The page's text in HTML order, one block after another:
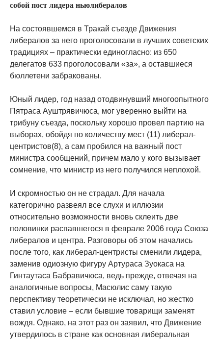
собой пост лидера ньюлибералов
На состоявшемся в Тракай съезде Движения
либералов за него проголосовали в лучших советских
традициях – практически единогласно: из 650
делегатов 633 проголосовали «за», а оставшиеся
бюллетени забракованы.
Юный лидер, год назад отодвинувший многоопытного
Пятраса Ауштрявичюса, мог уверенно выйти на
трибуну съезда, поскольку хорошо провел партию на
выборах, обойдя по количеству мест (11) либерал-
центристов(8), а сам пробился на важный пост
министра сообщений, причем мало у кого вызывает
сомнение, что министр из него получился неплохой.
И скромностью он не страдал. Для начала
категорично развеял все слухи и иллюзии
относительно возможности вновь склеить две
половинки распавшегося в феврале 2006 года Союза
либералов и центра. Разговоры об этом начались
после того, как либерал-центристы сменили лидера,
заменив одиозную фигуру Артураса Зуокаса на
Гинтаутаса Бабравичюса, ведь прежде, отвечая на
аналогичные вопросы, Масюлис саму такую
перспективу теоретически не исключал, но жестко
ставил условие – если бывшие товарищи заменят
вождя. Однако, на этот раз он заявил, что Движение
утвердилось в стране как основная либеральная